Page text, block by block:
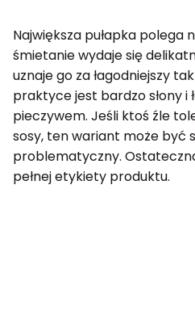
Największa pułapka polega
śmietanie wydaje się
uznaje go za łagodniejszy
praktyce jest bardzo słony i
pieczywem. Jeśli ktoś źle
sosy, ten wariant może być
problematyczny.
pełnej etykiety produktu.